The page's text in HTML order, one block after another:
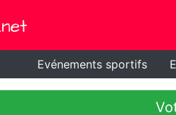
Evénements sportifs